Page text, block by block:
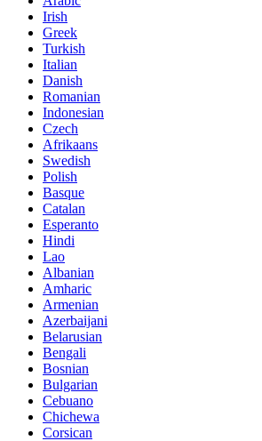
Irish
Greek
Turkish
Italian
Danish
Romanian
Indonesian
Czech
Afrikaans
Swedish
Polish
Basque
Catalan
Esperanto
Hindi
Lao
Albanian
Amharic
Armenian
Azerbaijani
Belarusian
Bengali
Bosnian
Bulgarian
Cebuano
Chichewa
Corsican